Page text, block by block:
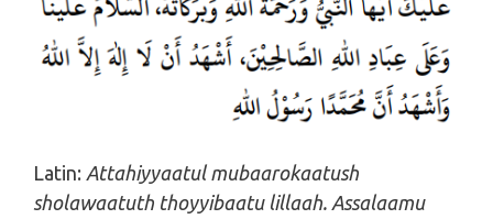
Latin: Attahiyyaatul mubaarokaatush
sholawaatuth thoyyibaatu lillaah. Assalaamu